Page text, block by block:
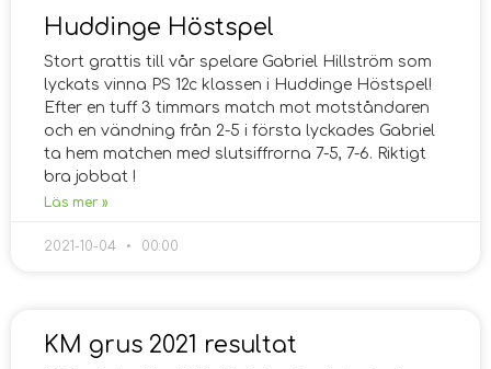
Huddinge Höstspel
Stort grattis till vår spelare Gabriel Hillström som
lyckats vinna PS 12c klassen i Huddinge Höstspel!
Efter en tuff 3 timmars match mot motståndaren
och en vändning från 2-5 i första lyckades Gabriel
ta hem matchen med slutsiffrorna 7-5, 7-6. Riktigt
bra jobbat !
Läs mer »
2021-10-04 00:00
KM grus 2021 resultat